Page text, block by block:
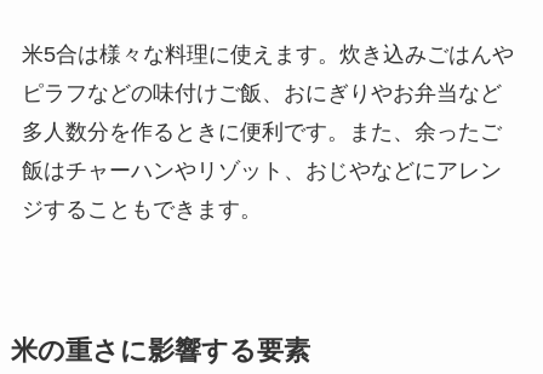
米5合は様々な料理に使えます。炊き込みごはんや
ピラフなどの味付けご飯、おにぎりやお弁当など
多人数分を作るときに便利です。また、余ったご
飯はチャーハンやリゾット、おじやなどにアレン
ジすることもできます。
米の重さに影響する要素